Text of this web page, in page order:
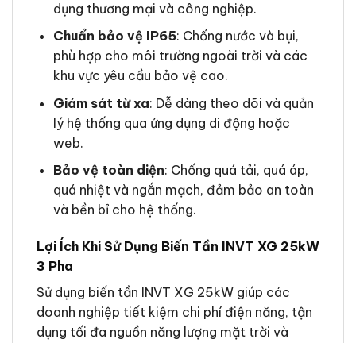
dụng thương mại và công nghiệp.
Chuẩn bảo vệ IP65: Chống nước và bụi,
phù hợp cho môi trường ngoài trời và các
khu vực yêu cầu bảo vệ cao.
Giám sát từ xa: Dễ dàng theo dõi và quản
lý hệ thống qua ứng dụng di động hoặc
web.
Bảo vệ toàn diện: Chống quá tải, quá áp,
quá nhiệt và ngắn mạch, đảm bảo an toàn
và bền bỉ cho hệ thống.
Lợi Ích Khi Sử Dụng Biến Tần INVT XG 25kW
3 Pha
Sử dụng biến tần INVT XG 25kW giúp các
doanh nghiệp tiết kiệm chi phí điện năng, tận
dụng tối đa nguồn năng lượng mặt trời và